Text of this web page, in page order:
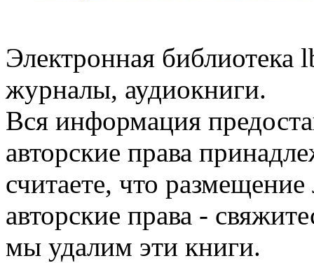
Электронная библиотека
журналы, аудиокниги.
Вся информация
авторские права
считаете, что
авторские права -
мы удалим эти книги.